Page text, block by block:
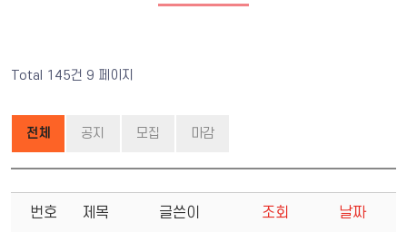
Total 145건 9 페이지
전체 공지 모집 마감
번호 제목 글쓴이 조회 날짜